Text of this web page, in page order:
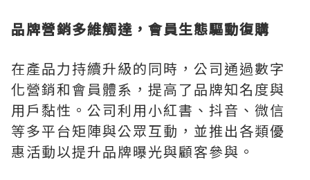
品牌營銷多維觸達，會員生態驅動復購
在產品力持續升級的同時，公司通過數字
化營銷和會員體系，提高了品牌知名度與
用戶黏性。公司利用小紅書、抖音、微信
等多平台矩陣與公眾互動，並推出各類優
惠活動以提升品牌曝光與顧客參與。